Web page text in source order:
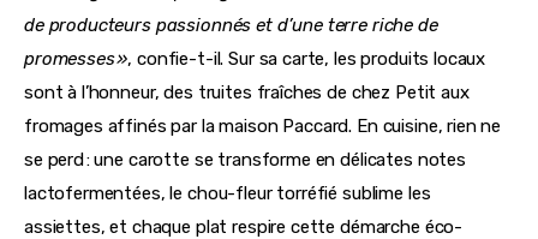
de producteurs passionnés et d’une terre riche de
promesses », confie-t-il. Sur sa carte, les produits locaux
sont à l’honneur, des truites fraîches de chez Petit aux
fromages affinés par la maison Paccard. En cuisine, rien ne
se perd : une carotte se transforme en délicates notes
lactofermentées, le chou-fleur torréfié sublime les
assiettes, et chaque plat respire cette démarche éco-